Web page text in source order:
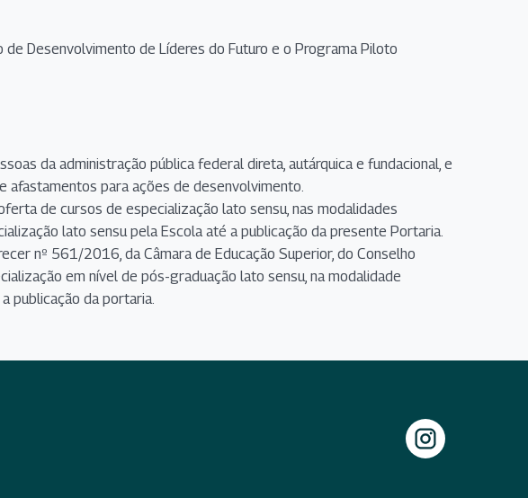
de Desenvolvimento de Líderes do Futuro e o Programa Piloto
da administração pública federal direta, autárquica e fundacional, e
afastamentos para ações de desenvolvimento.
de cursos de especialização lato sensu, nas modalidades
lato sensu pela Escola até a publicação da presente Portaria.
nº 561/2016, da Câmara de Educação Superior, do Conselho
em nível de pós-graduação lato sensu, na modalidade
publicação da portaria.